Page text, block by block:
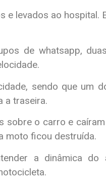
levados ao hospital.
de whatsapp,
sendo que um
a traseira.
sobre o carro e
moto ficou destruída.
a dinâmica do